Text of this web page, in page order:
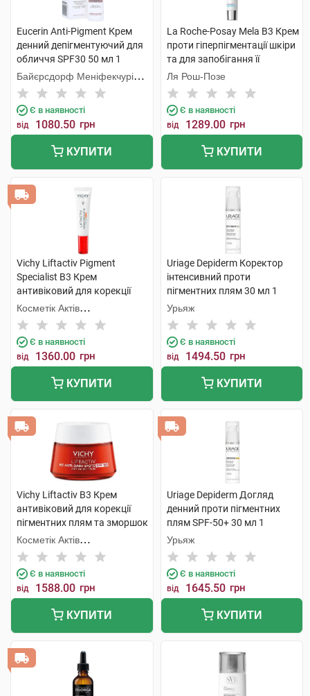
Eucerin Anti-Pigment Крем
денний депігментуючий для
обличчя SPF30 50 мл 1
флакон
Байєрсдорф Меніфекчурінг
Познань
Є в наявності
від 1080.50 грн
КУПИТИ
La Roche-Posay Mela B3 Крем
проти гіперпігментації шкіри
та для запобігання її
повторній появі SPF30 40 мл
1 туба
Ля Рош-Позе
Є в наявності
від 1289.00 грн
КУПИТИ
Vichy Liftactiv Pigment
Specialist B3 Крем
антивіковий для корекції
пігментних плям у зоні
навколо очей SPF50+ 15 мл
1 туба
Косметік Актів
Інтернаціональ
Є в наявності
від 1360.00 грн
КУПИТИ
Uriage Depiderm Коректор
інтенсивний проти
пігментних плям 30 мл 1
флакон
Урьяж
Є в наявності
від 1494.50 грн
КУПИТИ
Vichy Liftactiv В3 Крем
антивіковий для корекції
пігментних плям та зморшок
SPF50 50 мл 1 банка
Косметік Актів
Інтернаціональ
Є в наявності
від 1588.00 грн
КУПИТИ
Uriage Depiderm Догляд
денний проти пігментних
плям SPF-50+ 30 мл 1
флакон
Урьяж
Є в наявності
від 1645.50 грн
КУПИТИ